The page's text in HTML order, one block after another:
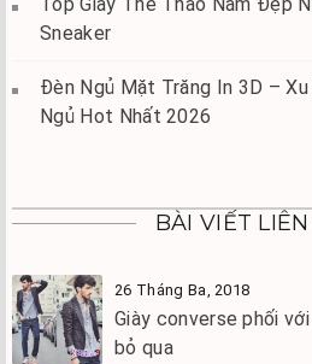
Top Giày Thể Thao Nam Đẹp
Sneaker
Đèn Ngủ Mặt Trăng In 3D –
Ngủ Hot Nhất 2026
BÀI VIẾT
26 Tháng Ba, 2018
Giày converse phối
bỏ qua